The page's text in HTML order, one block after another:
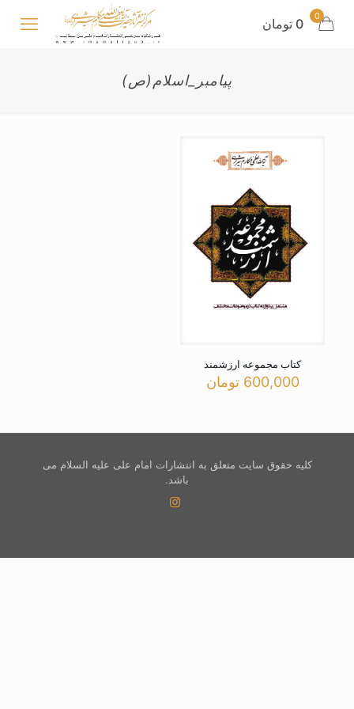
0 0 تومان
پیامبر_اسلام(ص)
کتاب مجموعه ارزشمند
600,000 تومان
کلیه حقوق سایت متعلق به انتشارات امام علی علیه السلام می
باشد.